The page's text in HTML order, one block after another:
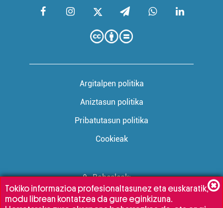
Argitalpen politika
Aniztasun politika
Pribatutasun politika
Cookieak
Babesleak:
Tokiko informazioa profesionaltasunez eta euskaratik,
modu librean kontatzea da gure eginkizuna.